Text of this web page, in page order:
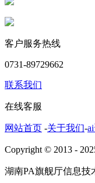
客户服务热线
0731-89729662
联系我们
在线客服
网站首页 -关于我们-
Copyright © 2013 -
湖南PA旗舰厅信息技